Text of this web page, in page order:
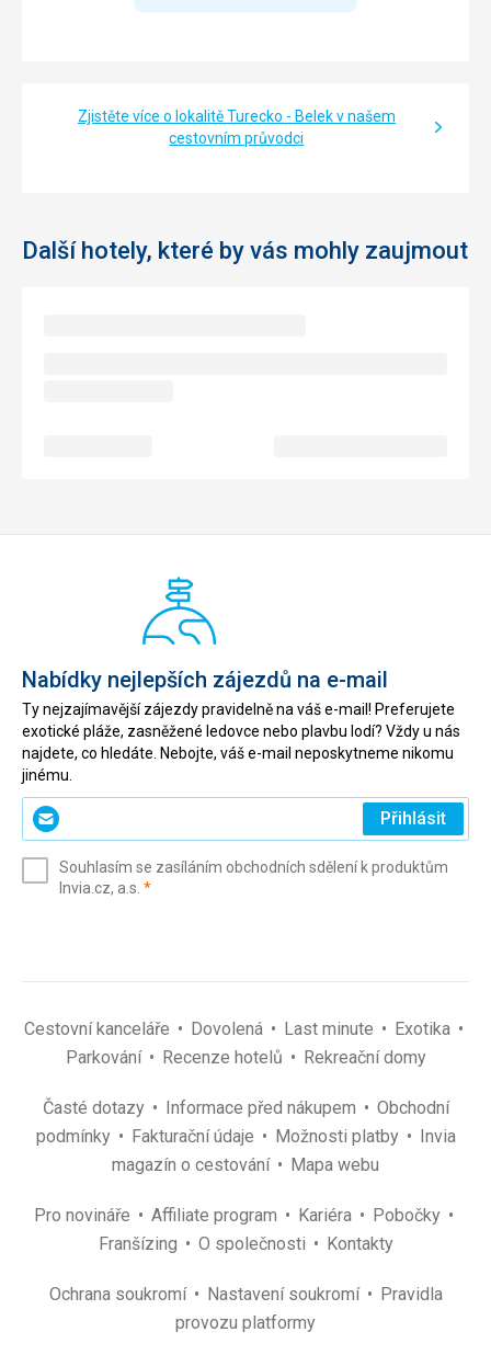
Zjistěte více o lokalitě Turecko - Belek v našem
cestovním průvodci
Další hotely, které by vás mohly zaujmout
Nabídky nejlepších zájezdů na e-mail
Ty nejzajímavější zájezdy pravidelně na váš e-mail! Preferujete
exotické pláže, zasněžené ledovce nebo plavbu lodí? Vždy u nás
najdete, co hledáte. Nebojte, váš e-mail neposkytneme nikomu
jinému.
Zadejte
svůj
(povinné)
Přihlásit
Souhlasím se zasíláním obchodních sdělení k produktům
Invia.cz, a.s. *(povinné)
Cestovní kanceláře Dovolená Last minute
Exotika
Parkování
Recenze hotelů Rekreační domy
Časté dotazy Informace před nákupem
Obchodní
podmínky
Fakturační údaje Možnosti platby
Invia
magazín o cestování
Mapa webu
Pro novináře Affiliate program Kariéra
Pobočky
Franšízing
O společnosti Kontakty
Ochrana soukromí Nastavení soukromí
Pravidla
provozu platformy